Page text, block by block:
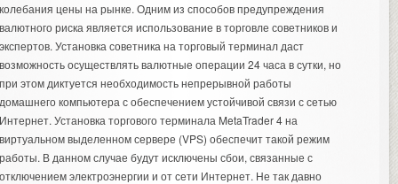
цены на рынке. Одним из способов предупреждения
риска является использование в торговле советников и
Установка советника на торговый терминал даст
осуществлять валютные операции 24 часа в сутки, но
этом диктуется необходимость непрерывной работы
компьютера с обеспечением устойчивой связи с сетью
Установка торгового терминала MetaTrader 4 на
выделенном сервере (VPS) обеспечит такой режим
В данном случае будут исключены сбои, связанные с
электроэнергии и от сети Интернет. Не так давно